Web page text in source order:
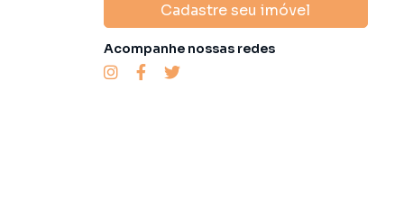
Cadastre seu imóvel
Acompanhe nossas redes